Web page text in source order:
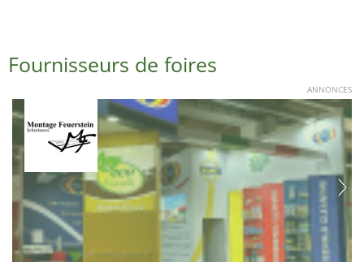
Fournisseurs de foires
ANNONCES